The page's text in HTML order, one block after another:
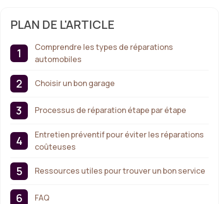
PLAN DE L'ARTICLE
Comprendre les types de réparations
automobiles
Choisir un bon garage
Processus de réparation étape par étape
Entretien préventif pour éviter les réparations
coûteuses
Ressources utiles pour trouver un bon service
FAQ